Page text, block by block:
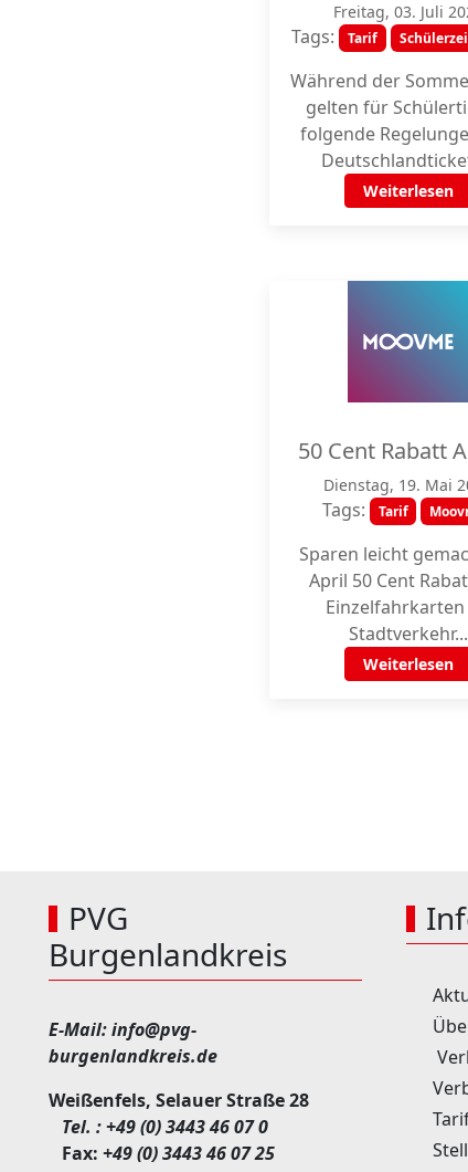
Freitag, 03. Juli
Tags: Tarif
Während der
gelten für
folgende
Weiterlesen
50 Cent Rabatt
Dienstag, 19. Mai
Tags: Tarif
Sparen leicht
April 50 Cent
Stadtverkehr...
Weiterlesen
PVG
Burgenlandkreis
E-Mail:info@pvg-
burgenlandkreis.de
Weißenfels, Selauer Straße 28
Tel. :+49 (0) 3443 46 07 0
Fax: +49 (0) 3443 46 07 25